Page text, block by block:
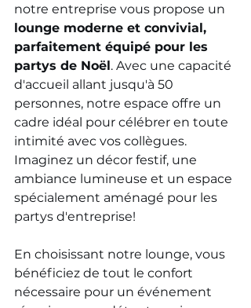
notre entreprise vous propose un
lounge moderne et convivial,
parfaitement équipé pour les
partys de Noël. Avec une capacité
d'accueil allant jusqu'à 50
personnes, notre espace offre un
cadre idéal pour célébrer en toute
intimité avec vos collègues.
Imaginez un décor festif, une
ambiance lumineuse et un espace
spécialement aménagé pour les
partys d'entreprise!
En choisissant notre lounge, vous
bénéficiez de tout le confort
nécessaire pour un événement